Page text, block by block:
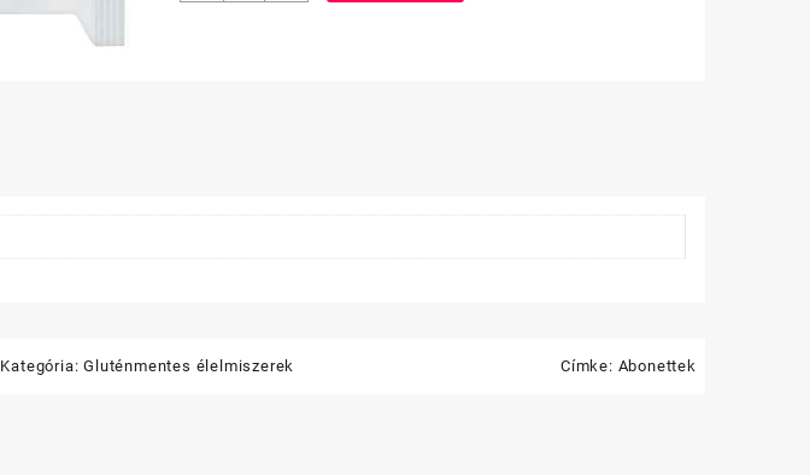
Kategória:Gluténmentes élelmiszerek Címke: Abonettek